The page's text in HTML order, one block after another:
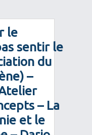
le
sentir le
du
–
– La
et le